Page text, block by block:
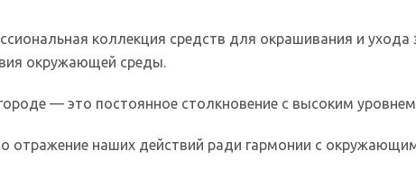
коллекция средств для окрашивания и
окружающей среды.
— это постоянное столкновение с высоким
отражение наших действий ради гармонии с